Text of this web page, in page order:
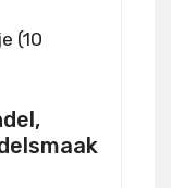
(10